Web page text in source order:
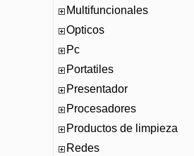
Multifuncionales
Opticos
Pc
Portatiles
Presentador
Procesadores
Productos de limpieza
Redes